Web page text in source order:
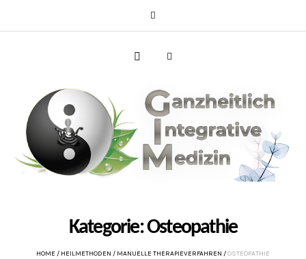
Kategorie:Osteopathie
HOME / HEILMETHODEN / MANUELLE THERAPIEVERFAHREN /OSTEOPATHIE